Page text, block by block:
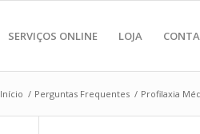
SERVIÇOS ONLINE LOJA
Início / Perguntas Frequentes / Profilaxia